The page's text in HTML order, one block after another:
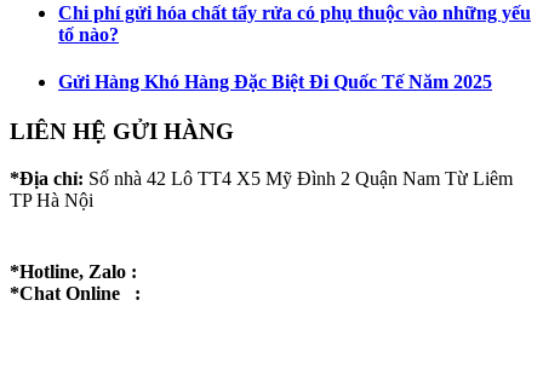
Chi phí gửi hóa chất tẩy rửa có phụ thuộc vào những yếu
tố nào?
Gửi Hàng Khó Hàng Đặc Biệt Đi Quốc Tế Năm 2025
LIÊN HỆ GỬI HÀNG
*Địa chỉ: Số nhà 42 Lô TT4 X5 Mỹ Đình 2 Quận Nam Từ Liêm
TP Hà Nội
*Hotline, Zalo :
*Chat Online :